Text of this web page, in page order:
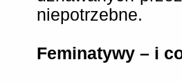
niepotrzebne.
Feminatywy – i